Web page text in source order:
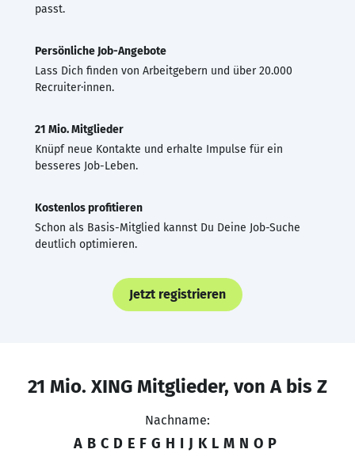
passt.
Persönliche Job-Angebote
Lass Dich finden von Arbeitgebern und über 20.000
Recruiter·innen.
21 Mio. Mitglieder
Knüpf neue Kontakte und erhalte Impulse für ein
besseres Job-Leben.
Kostenlos profitieren
Schon als Basis-Mitglied kannst Du Deine Job-Suche
deutlich optimieren.
Jetzt registrieren
21 Mio. XING Mitglieder, von A bis Z
Nachname:
A B C D E F G H I J K L M N O P